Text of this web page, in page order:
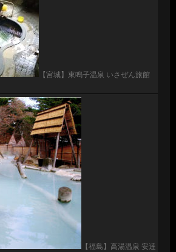
【宮城】東鳴子温泉 いさぜん旅館
【福島】高湯温泉 安達